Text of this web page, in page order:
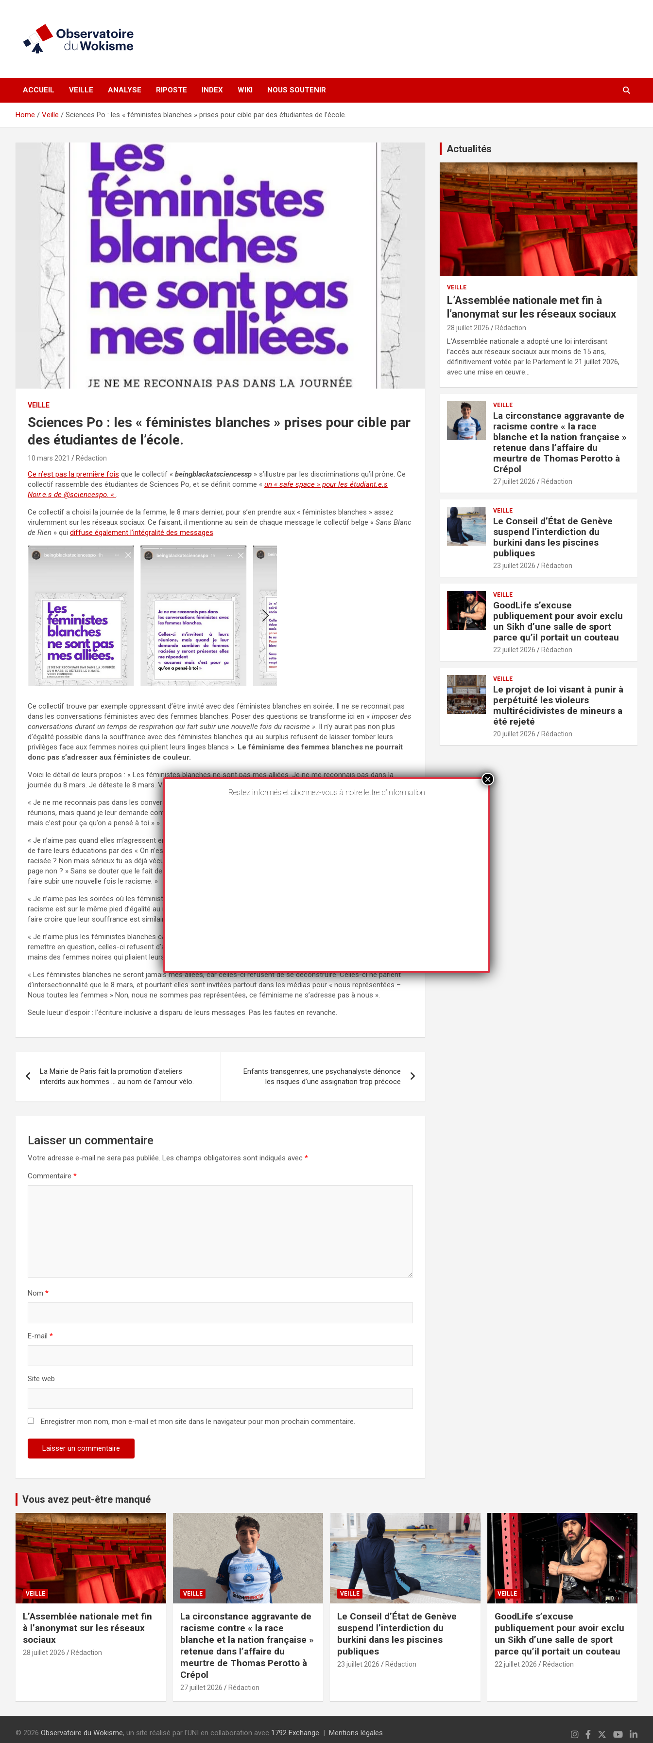
Observatoire du
Wokisme
ACCUEIL VEILLE ANALYSE RIPOSTE INDEX WIKI NOUS SOUTENIR
Home Veille Sciences Po : les « féministes blanches » prises pour cible par des étudiantes de l’école.
VEILLE
Sciences Po : les « féministes blanches » prises pour cible par
des étudiantes de l’école.
10 mars 2021 Rédaction
Ce n’est pas la première fois que le collectif « beingblackatsciencessp » s’illustre par les discriminations qu’il prône. Ce
collectif rassemble des étudiantes de Sciences Po, et se définit comme « un « safe space » pour les étudiant.e.s
Noir.e.s de @sciencespo. « .
Ce collectif a choisi la journée de la femme, le 8 mars dernier, pour s’en prendre aux « féministes blanches » assez
virulemment sur les réseaux sociaux. Ce faisant, il mentionne au sein de chaque message le collectif belge « Sans Blanc
de Rien » qui diffuse également l’intégralité des messages.
Ce collectif trouve par exemple oppressant d’être invité avec des féministes blanches en soirée. Il ne se reconnait pas
dans les conversations féministes avec des femmes blanches. Poser des questions se transforme ici en « imposer des
conversations durant un temps de respiration qui fait subir une nouvelle fois du racisme ». Il n’y aurait pas non plus
d’égalité possible dans la souffrance avec des féministes blanches qui au surplus refusent de laisser tomber leurs
privilèges face aux femmes noires qui plient leurs linges blancs ». Le féminisme des femmes blanches ne pourrait
donc pas s’adresser aux féministes de couleur.
Voici le détail de leurs propos : « Les féministes blanches ne sont pas mes alliées. Je ne me reconnais pas dans la
journée du 8 mars. Je déteste le 8 mars. Voici pourquoi. »
« Je ne me reconnais pas dans les conversations féministes avec les femmes blanches. Celles-ci m’invitent à leurs
réunions, mais quand je leur demande combien de femmes racisées y seront présentes elles me répondent « aucunes
mais c’est pour ça qu’on a pensé à toi » ».
« Je n’aime pas quand elles m’agressent en soirée pour que je leur fasse un cours sur le racisme, celles-ci m’imposent
de faire leurs éducations par des « On n’est pas d’accord mais explique-moi c’est quoi la blanchité, ça veut dire quoi
racisée ? Non mais sérieux tu as déjà vécu du racisme ? Pourquoi tu veux pas me répondre c’est bien à cela que sert ta
page non ? » Sans se douter que le fait de m’imposer cette conversation durant mon temps de respiration – c’est me
faire subir une nouvelle fois le racisme. »
« Je n’aime pas les soirées où les féministes blanches viennent me parler d’alliance. Celles-ci pensent et disent que le
racisme est sur le même pied d’égalité au niveau de l’oppression que le féminisme, elles veulent absolument croire et me
faire croire que leur souffrance est similaire à la mienne. »
« Je n’aime plus les féministes blanches car elles refusent de laisser tomber leurs privilèges. Celles-ci refusent de se
remettre en question, celles-ci refusent d’admettre que le féminisme s’est créé sur le sang des hommes noirs, et sur les
mains des femmes noires qui pliaient leurs linges blancs. »
« Les féministes blanches ne seront jamais mes allées, car celles-ci refusent de se déconstruire. Celles-ci ne parlent
d’intersectionnalité que le 8 mars, et pourtant elles sont invitées partout dans les médias pour « nous représentées –
Nous toutes les femmes » Non, nous ne sommes pas représentées, ce féminisme ne s’adresse pas à nous ».
Seule lueur d’espoir : l’écriture inclusive a disparu de leurs messages. Pas les fautes en revanche.
de
l’article
La Mairie de Paris fait la promotion d’ateliers
interdits aux hommes … au nom de l’amour vélo.
Enfants transgenres, une psychanalyste dénonce
les risques d’une assignation trop précoce
Laisser un commentaire
Votre adresse e-mail ne sera pas publiée. Les champs obligatoires sont indiqués avec *
Commentaire *
Nom *
E-mail *
Site web
Enregistrer mon nom, mon e-mail et mon site dans le navigateur pour mon prochain commentaire.
Actualités
VEILLE
L’Assemblée nationale met fin à
l’anonymat sur les réseaux sociaux
28 juillet 2026 Rédaction
L’Assemblée nationale a adopté une loi interdisant
l’accès aux réseaux sociaux aux moins de 15 ans,
définitivement votée par le Parlement le 21 juillet 2026,
avec une mise en œuvre…
VEILLE
La circonstance aggravante de
racisme contre « la race
blanche et la nation française »
retenue dans l’affaire du
meurtre de Thomas Perotto à
Crépol
27 juillet 2026 Rédaction
VEILLE
Le Conseil d’État de Genève
suspend l’interdiction du
burkini dans les piscines
publiques
23 juillet 2026 Rédaction
VEILLE
GoodLife s’excuse
publiquement pour avoir exclu
un Sikh d’une salle de sport
parce qu’il portait un couteau
22 juillet 2026 Rédaction
VEILLE
Le projet de loi visant à punir à
perpétuité les violeurs
multirécidivistes de mineurs a
été rejeté
20 juillet 2026 Rédaction
Vous avez peut-être manqué
VEILLE
L’Assemblée nationale met fin
à l’anonymat sur les réseaux
sociaux
28 juillet 2026 Rédaction
VEILLE
La circonstance aggravante de
racisme contre « la race
blanche et la nation française »
retenue dans l’affaire du
meurtre de Thomas Perotto à
Crépol
27 juillet 2026 Rédaction
VEILLE
Le Conseil d’État de Genève
suspend l’interdiction du
burkini dans les piscines
publiques
23 juillet 2026 Rédaction
VEILLE
GoodLife s’excuse
publiquement pour avoir exclu
un Sikh d’une salle de sport
parce qu’il portait un couteau
22 juillet 2026 Rédaction
© 2026 Observatoire du Wokisme, un site réalisé par l'UNI en collaboration avec 1792 Exchange Mentions légales
Restez informés et abonnez-vous à notre lettre d’information